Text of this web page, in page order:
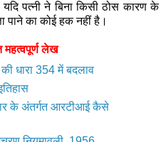
नियमावली, 1956
के परिपेक्ष में
गिरफ्तारी और जमानत के
हिरासत व जमानत सम्बन्धित